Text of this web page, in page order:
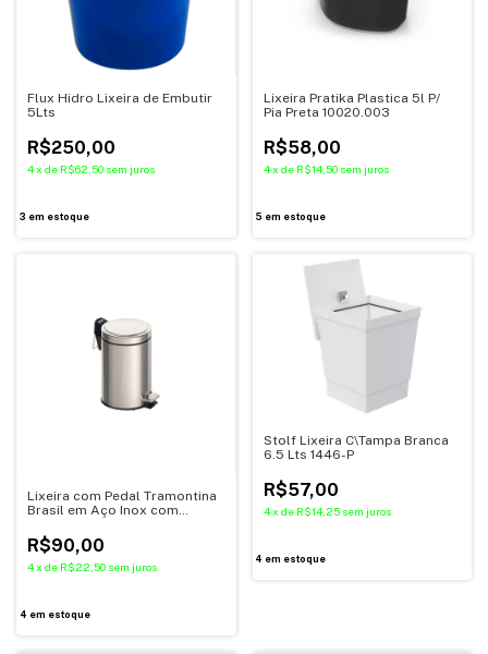
Flux Hidro Lixeira de Embutir
5Lts
R$250,00
4x de R$62,50 sem juros
3 em estoque
Lixeira Pratika Plastica 5l P/
Pia Preta 10020.003
R$58,00
4 x de R$14,50 sem juros
5 em estoque
Lixeira com Pedal Tramontina
Brasil em Aço Inox com
Interno 3 L
R$90,00
4x de R$22,50 sem juros
4 em estoque
Stolf Lixeira C\Tampa Branca
6.5 Lts 1446-P
R$57,00
4 x de R$14,25 sem juros
4 em estoque